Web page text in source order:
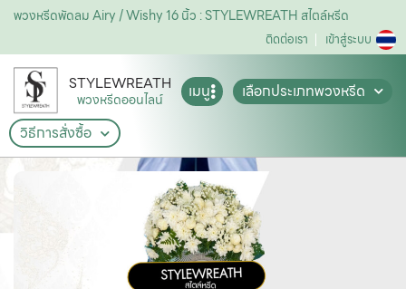
พวงหรีดพัดลม Airy / Wishy 16 นิ้ว : STYLEWREATH สไตล์หรีด
ติดต่อเรา เข้าสู่ระบบ
STYLEWREATH
พวงหรีดออนไลน์ เมนู
เลือกประเภทพวงหรีด
วิธีการสั่งซื้อ